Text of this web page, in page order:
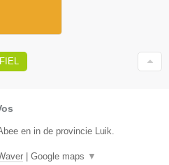
en in de provincie Luik.
Google maps ▼